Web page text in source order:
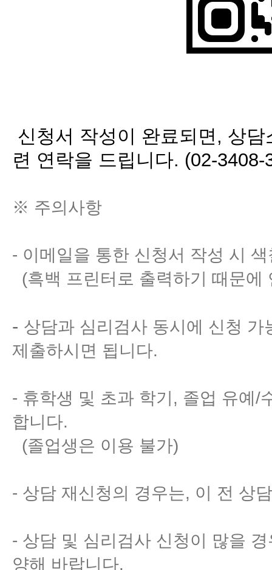
신청서 작성이 완료되면, 상
련 연락을 드립니다. (02-
※ 주의사항
- 이메일을 통한 신청서 작성 시
(흑백 프린터로 출력하기 때문에
- 상담과 심리검사 동시에 신청
제출하시면 됩니다.
- 휴학생 및 초과 학기, 졸업 유예/
합니다.
(졸업생은 이용 불가)
- 상담 재신청의 경우는, 이 전 상
- 상담 및 심리검사 신청이 많을
양해 바랍니다.